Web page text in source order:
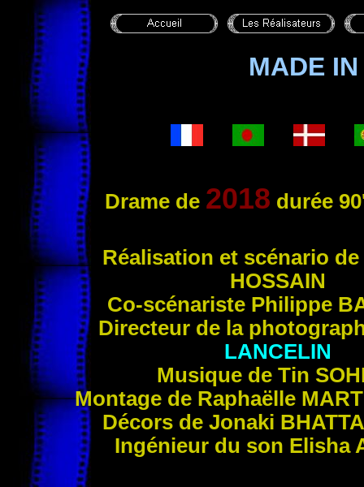
MADE
Drame de 2018 durée
Réalisation et scénario
HOSSAIN
Co-scénariste Philippe
Directeur de la
LANCELIN
Musique de Tin
Montage de Raphaëlle
Décors de Jonaki
Ingénieur du son Elisha